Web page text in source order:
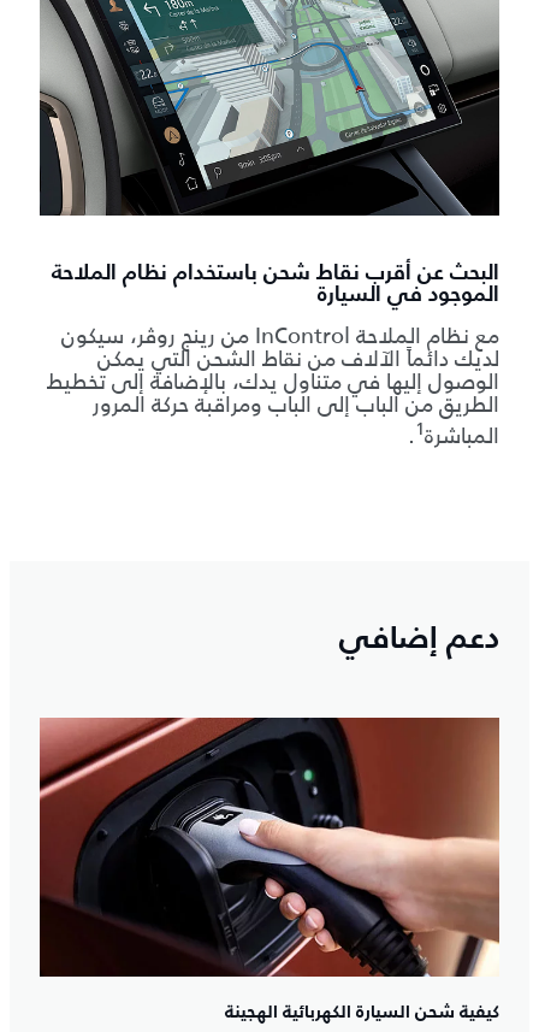
البحث عن أقرب نقاط شحن باستخدام نظام الملاحة
الموجود في السيارة
مع نظام الملاحة InControl من رينج روڤر، سيكون
لديك دائماً الآلاف من نقاط الشحن التي يمكن
الوصول إليها في متناول يدك، بالإضافة إلى تخطيط
الطريق من الباب إلى الباب ومراقبة حركة المرور
المباشرة1
.
دعم إضافي
كيفية شحن السيارة الكهربائية الهجينة